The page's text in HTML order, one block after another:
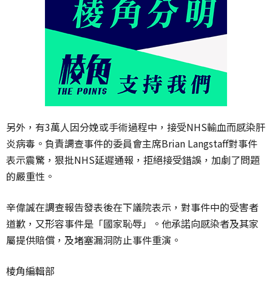
另外，有3萬人因分娩或手術過程中，接受NHS輸血而感染肝
炎病毒。負責調查事件的委員會主席Brian Langstaff對事件
表示震驚，狠批NHS延遲通報，拒絕接受錯誤，加劇了問題
的嚴重性。
辛偉誠在調查報告發表後在下議院表示，對事件中的受害者
道歉，又形容事件是「國家恥辱」。他承諾向感染者及其家
屬提供賠償，及堵塞漏洞防止事件重演。
棱角編輯部